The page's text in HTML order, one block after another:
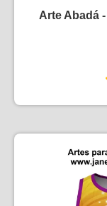
Arte Abadá